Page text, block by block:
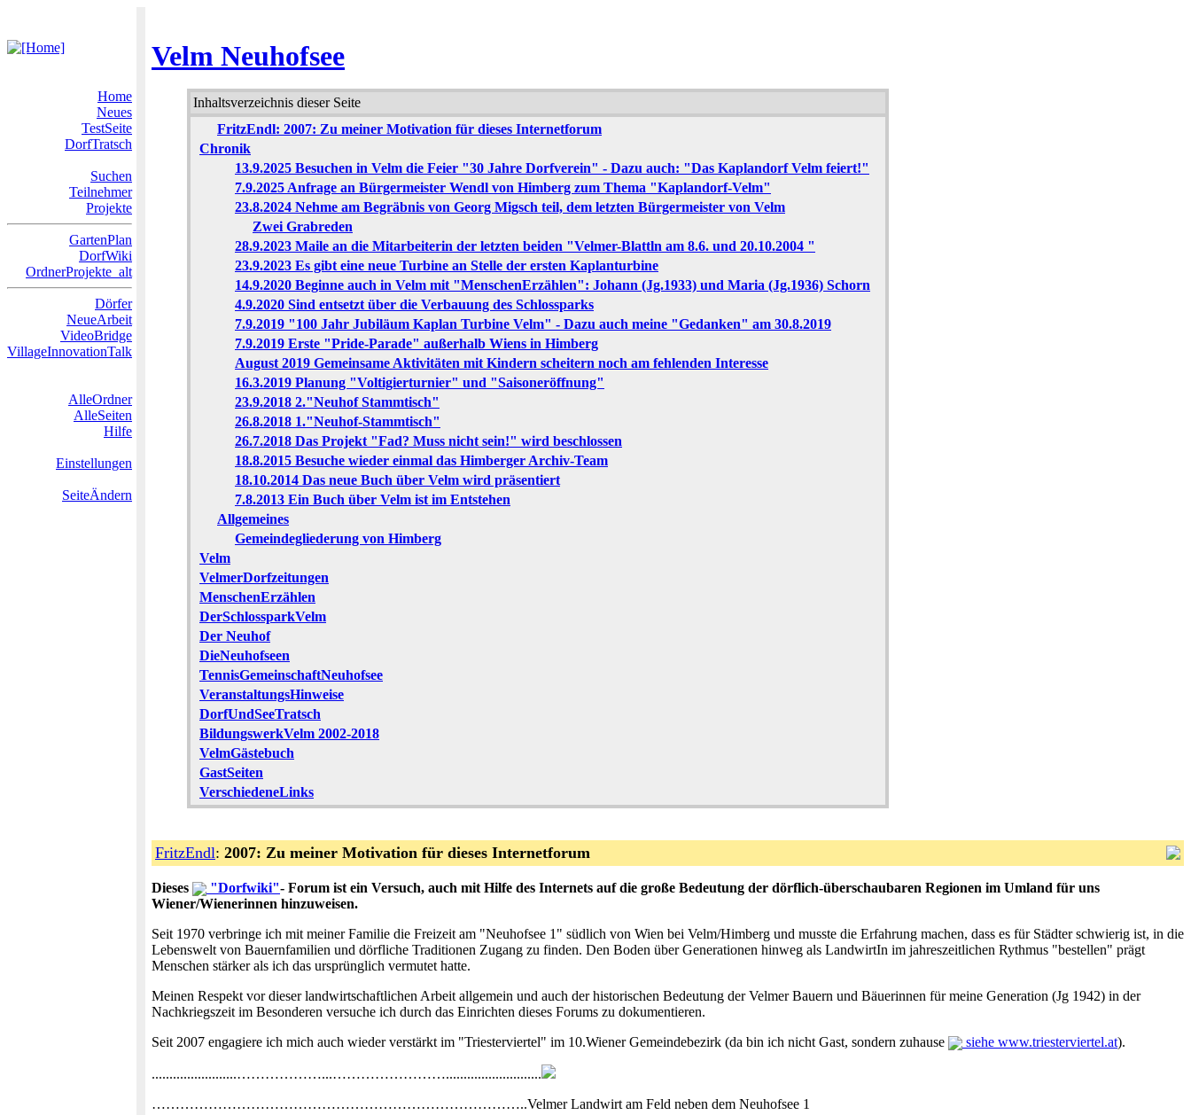
Velm Neuhofsee
Home
Neues
TestSeite
DorfTratsch
Suchen
Teilnehmer
Projekte
GartenPlan
DorfWiki
OrdnerProjekte_alt
Dörfer
NeueArbeit
VideoBridge
VillageInnovationTalk
AlleOrdner
AlleSeiten
Hilfe
Einstellungen
SeiteÄndern
Inhaltsverzeichnis dieser Seite
FritzEndl: 2007: Zu meiner Motivation für dieses Internetforum
Chronik
13.9.2025 Besuchen in Velm die Feier "30 Jahre Dorfverein" - Dazu auch: "Das Kaplandorf Velm feiert!"
7.9.2025 Anfrage an Bürgermeister Wendl von Himberg zum Thema "Kaplandorf-Velm"
23.8.2024 Nehme am Begräbnis von Georg Migsch teil, dem letzten Bürgermeister von Velm
Zwei Grabreden
28.9.2023 Maile an die Mitarbeiterin der letzten beiden "Velmer-Blattln am 8.6. und 20.10.2004 "
23.9.2023 Es gibt eine neue Turbine an Stelle der ersten Kaplanturbine
14.9.2020 Beginne auch in Velm mit "MenschenErzählen": Johann (Jg.1933) und Maria (Jg.1936) Schorn
4.9.2020 Sind entsetzt über die Verbauung des Schlossparks
7.9.2019 "100 Jahr Jubiläum Kaplan Turbine Velm" - Dazu auch meine "Gedanken" am 30.8.2019
7.9.2019 Erste "Pride-Parade" außerhalb Wiens in Himberg
August 2019 Gemeinsame Aktivitäten mit Kindern scheitern noch am fehlenden Interesse
16.3.2019 Planung "Voltigierturnier" und "Saisoneröffnung"
23.9.2018 2."Neuhof Stammtisch"
26.8.2018 1."Neuhof-Stammtisch"
26.7.2018 Das Projekt "Fad? Muss nicht sein!" wird beschlossen
18.8.2015 Besuche wieder einmal das Himberger Archiv-Team
18.10.2014 Das neue Buch über Velm wird präsentiert
7.8.2013 Ein Buch über Velm ist im Entstehen
Allgemeines
Gemeindegliederung von Himberg
Velm
VelmerDorfzeitungen
MenschenErzählen
DerSchlossparkVelm
Der Neuhof
DieNeuhofseen
TennisGemeinschaftNeuhofsee
VeranstaltungsHinweise
DorfUndSeeTratsch
BildungswerkVelm 2002-2018
VelmGästebuch
GastSeiten
VerschiedeneLinks
FritzEndl: 2007: Zu meiner Motivation für dieses Internetforum
Dieses "Dorfwiki"- Forum ist ein Versuch, auch mit Hilfe des Internets auf die große Bedeutung der dörflich-überschaubaren Regionen im Umland für uns
Wiener/Wienerinnen hinzuweisen.
Seit 1970 verbringe ich mit meiner Familie die Freizeit am "Neuhofsee 1" südlich von Wien bei Velm/Himberg und musste die Erfahrung machen, dass es für Städter schwierig ist, in die
Lebenswelt von Bauernfamilien und dörfliche Traditionen Zugang zu finden. Den Boden über Generationen hinweg als LandwirtIn im jahreszeitlichen Rythmus "bestellen" prägt
Menschen stärker als ich das ursprünglich vermutet hatte.
Meinen Respekt vor dieser landwirtschaftlichen Arbeit allgemein und auch der historischen Bedeutung der Velmer Bauern und Bäuerinnen für meine Generation (Jg 1942) in der
Nachkriegszeit im Besonderen versuche ich durch das Einrichten dieses Forums zu dokumentieren.
Seit 2007 engagiere ich mich auch wieder verstärkt im "Triesterviertel" im 10.Wiener Gemeindebezirk (da bin ich nicht Gast, sondern zuhause
siehe www.triesterviertel.at).
........................………………...……………………...........................
……………………………………………………………………..Velmer Landwirt am Feld neben dem Neuhofsee 1